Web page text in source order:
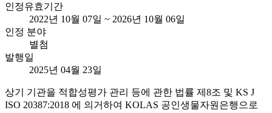
인정유효기간
2022년 10월 07일 ~ 2026년 10월 06일
인정 분야
별첨
발행일
2025년 04월 23일
상기 기관을 적합성평가 관리 등에 관한 법률 제8조 및 KS J
ISO 20387:2018 에 의거하여 KOLAS 공인생물자원은행으로